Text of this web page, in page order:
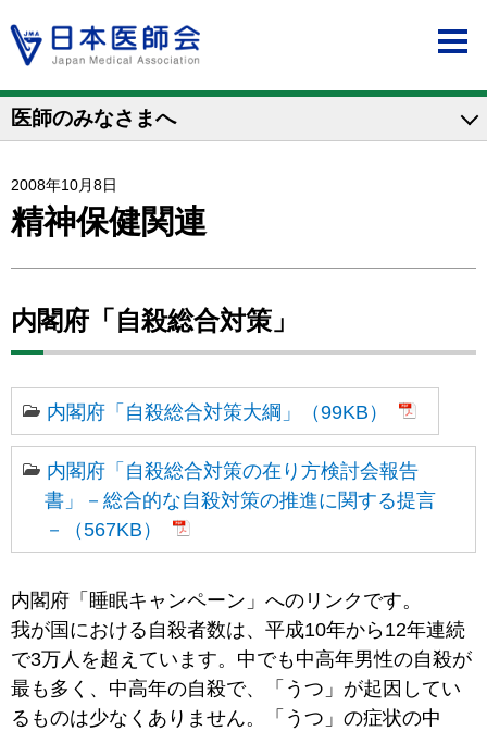
医師のみなさまへ
2008年10月8日
精神保健関連
内閣府「自殺総合対策」
内閣府「自殺総合対策大綱」（99KB）
内閣府「自殺総合対策の在り方検討会報告
書」－総合的な自殺対策の推進に関する提言
－（567KB）
内閣府「睡眠キャンペーン」へのリンクです。
我が国における自殺者数は、平成10年から12年連続
で3万人を超えています。中でも中高年男性の自殺が
最も多く、中高年の自殺で、「うつ」が起因してい
るものは少なくありません。「うつ」の症状の中